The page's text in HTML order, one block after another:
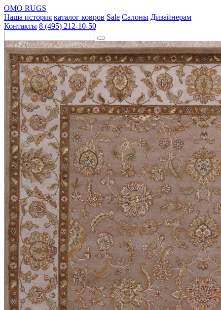
OMO RUGS
Наша история каталог ковров Sale Салоны Дизайнерам
Контакты 8 (495) 212-10-50